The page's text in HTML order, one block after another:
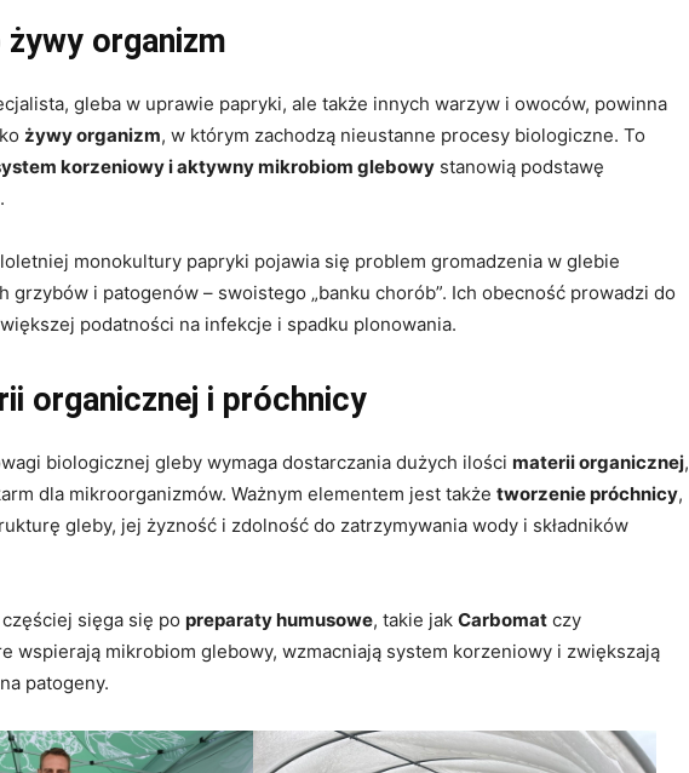
żywy organizm
gleba w uprawie papryki, ale także innych warzyw i owoców, powinna
żywy organizm, w którym zachodzą nieustanne procesy biologiczne. To
korzeniowy i aktywny mikrobiom glebowy stanowią podstawę
monokultury papryki pojawia się problem gromadzenia w glebie
grzybów i patogenów – swoistego „banku chorób”. Ich obecność prowadzi do
podatności na infekcje i spadku plonowania.
organicznej i próchnicy
biologicznej gleby wymaga dostarczania dużych ilości materii organicznej,
dla mikroorganizmów. Ważnym elementem jest także tworzenie próchnicy,
gleby, jej żyzność i zdolność do zatrzymywania wody i składników
sięga się po preparaty humusowe, takie jak Carbomat czy
wspierają mikrobiom glebowy, wzmacniają system korzeniowy i zwiększają
patogeny.